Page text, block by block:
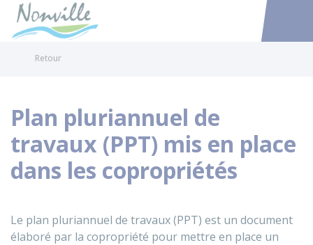
Accéder
Retour
Plan pluriannuel de
travaux (PPT) mis en place
dans les copropriétés
Le plan pluriannuel de travaux (PPT) est un document
élaboré par la copropriété pour mettre en place un